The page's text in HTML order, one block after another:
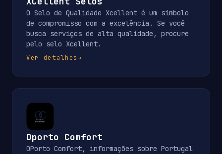
O Selo de Qualidade Xcellent é um símbolo
de compromisso com a excelência. Se você
busca serviços de alta qualidade, procure
pelo selo Xcellent.
Ver detalhes→
Oporto Comfort
OPorto Comfort, informações sobre Portugal